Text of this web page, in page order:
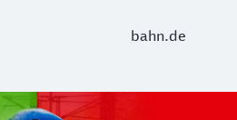
bahn.de
Start